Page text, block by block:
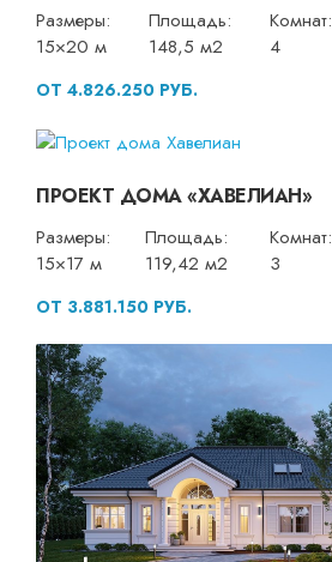
Размеры:
15×20 м
Площадь:
148,5 м2
Комнат:
4
ОТ 4.826.250 РУБ.
ПРОЕКТ ДОМА «ХАВЕЛИАН»
Размеры:
15×17 м
Площадь:
119,42 м2
Комнат:
3
ОТ 3.881.150 РУБ.